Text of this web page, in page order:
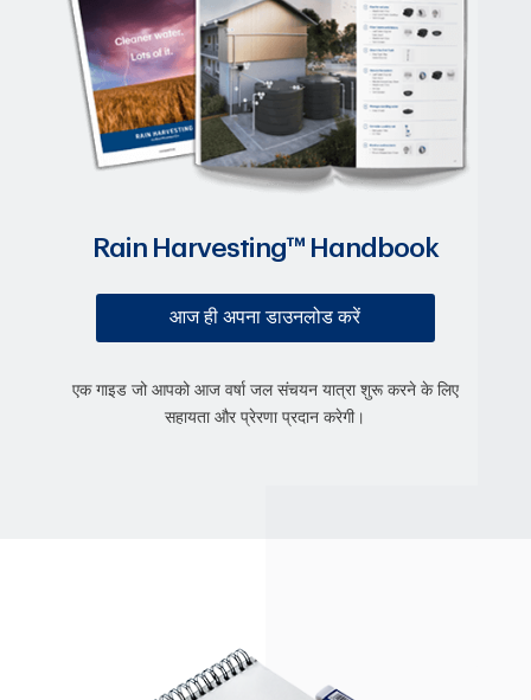
Rain Harvesting™ Handbook
आज ही अपना डाउनलोड करें
एक गाइड जो आपको आज वर्षा जल संचयन यात्रा शुरू करने के लिए
सहायता और प्रेरणा प्रदान करेगी।